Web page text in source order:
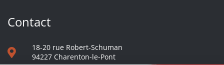
Contact
18-20 rue Robert-Schuman
94227 Charenton-le-Pont